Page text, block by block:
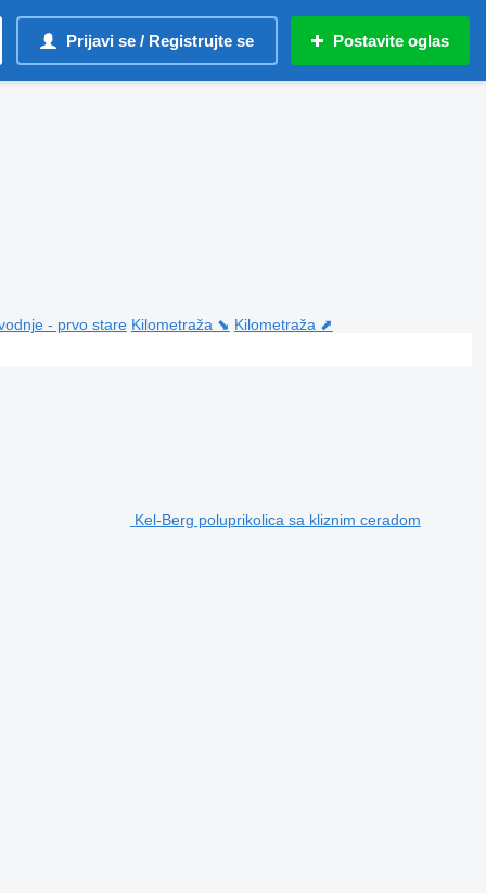
Prijavi se / Registrujte se Postavite oglas
- prvo stare Kilometraža ⬊ Kilometraža ⬈
Kel-Berg poluprikolica sa kliznim ceradom